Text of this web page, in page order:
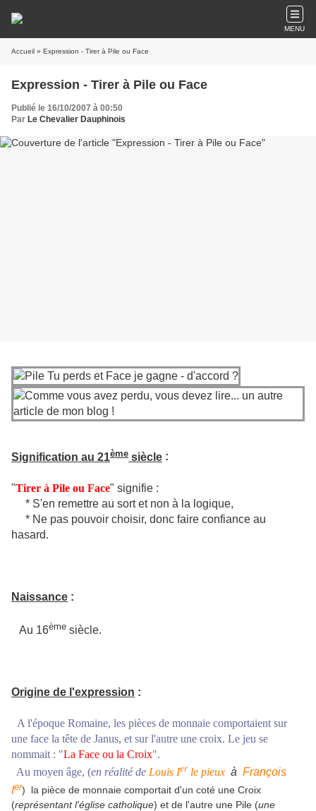
MENU
Accueil » Expression - Tirer à Pile ou Face
Expression - Tirer à Pile ou Face
Publié le 16/10/2007 à 00:50
Par Le Chevalier Dauphinois
Signification au 21ème siècle :
"Tirer à Pile ou Face" signifie :
* S'en remettre au sort et non à la logique,
* Ne pas pouvoir choisir, donc faire confiance au
hasard.
Naissance :
Au 16ème siècle.
Origine de l'expression :
A l'époque Romaine, les pièces de monnaie comportaient sur
une face la tête de Janus, et sur l'autre une croix. Le jeu se
nommait : "La Face ou la Croix".
Au moyen âge, (en réalité de Louis Ier le pieux à François
Ier) la pièce de monnaie comportait d'un coté une Croix
(représentant l'église catholique) et de l'autre une Pile (une